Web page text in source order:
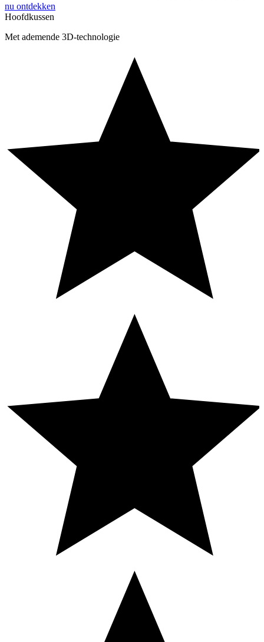
nu ontdekken
Hoofdkussen
Met ademende 3D-technologie